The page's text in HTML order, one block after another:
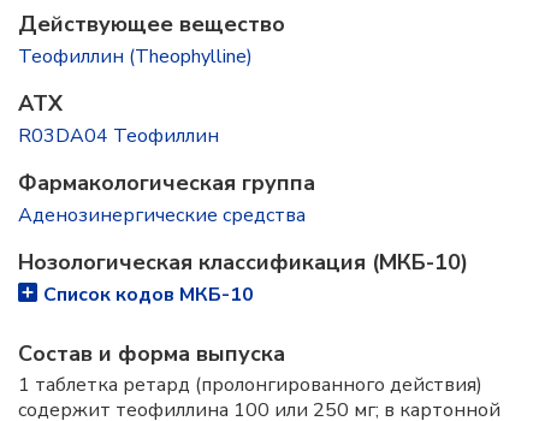
Действующее вещество
Теофиллин (Theophylline)
ATX
R03DA04 Теофиллин
Фармакологическая группа
Аденозинергические средства
Нозологическая классификация (МКБ-10)
Список кодов МКБ-10
Состав и форма выпускa
1 таблетка ретард (пролонгированного действия)
содержит теофиллина 100 или 250 мг; в картонной